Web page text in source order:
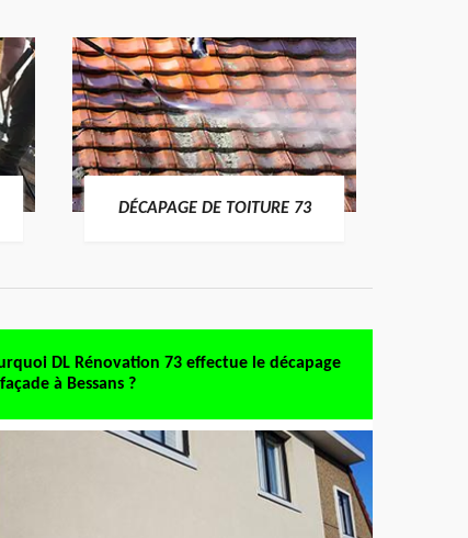
DÉCAPAGE DE TOITURE 73
DL Rénovation 73 effectue le décapage
à Bessans ?